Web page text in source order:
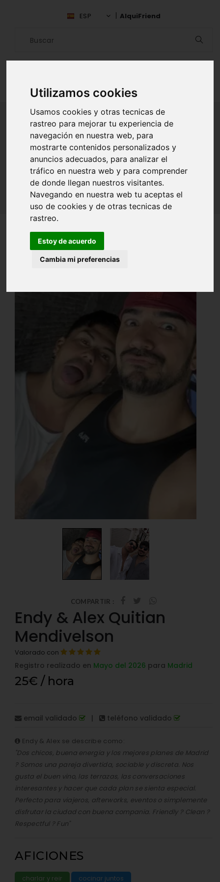
Utilizamos cookies
Usamos cookies y otras tecnicas de
rastreo para mejorar tu experiencia de
navegación en nuestra web, para
mostrarte contenidos personalizados y
anuncios adecuados, para analizar el
tráfico en nuestra web y para comprender
de donde llegan nuestros visitantes.
Navegando en nuestra web tu aceptas el
uso de cookies y de otras tecnicas de
rastreo.
Estoy de acuerdo
Cambia mi preferencias
ESP AlquiFriend
ALQUILAR AMIGO
Inicio Amigos
Madrid
Endy & Alex Quitian Mendivelson
COMPARTIR :
Endy & Alex Quitian
Mendivelson
Valorado con
Registro realizado en Mayo del 2026 para Madrid
25€ / hora
email validado | teléfono validado
Endy & Alex se describe como:
"Dos chicos, buena energia y los mejores planes de Madrid
? Somos una pareja divertida, sociable y discreta. Nos
gusta el buen vino, las terrazas, las conversaciones
interesantes y hacer que cada plan se sienta especial.
Perfecto para viajeros, afterworks, eventos o simplemente
disfrutar la ciudad con buena compania. Friendly ? Clean ?
Respectful ? Fun"
AFICIONES
charlar y reir cocinar juntos